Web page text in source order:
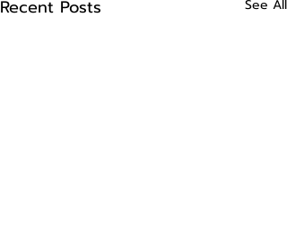
Recent Posts See All